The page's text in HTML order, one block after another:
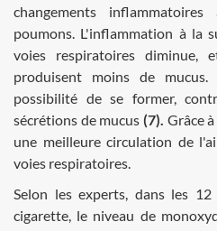
changements
poumons. L'inflammation à la
voies respiratoires diminue,
produisent moins de
possibilité de se former,
sécrétions de mucus (7). Grâce
une meilleure circulation de
voies respiratoires.
Selon les experts, dans les
cigarette, le niveau de